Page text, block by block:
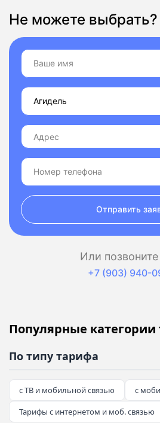
Не можете выбрать?
Отправить
Или
+7 (903) 940-
Популярные
По типу тарифа
с ТВ и мобильной связью
с
Тарифы с интернетом и моб. связью